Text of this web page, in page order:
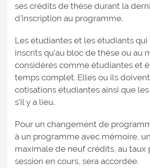
ses crédits de thèse durant la
d’inscription au programme.
Les étudiantes et les étudiants qui
inscrits qu’au bloc de thèse ou au
considérés comme étudiantes et
temps complet. Elles ou ils
cotisations étudiantes ainsi que les
s’il y a lieu.
Pour un changement de
à un programme avec mémoire,
maximale de neuf crédits, au taux
session en cours, sera accordée.